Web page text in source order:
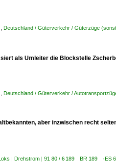
Deutschland / Güterverkehr / Güterzüge
als Umleiter die Blockstelle
Deutschland / Güterverkehr /
aber inzwischen recht
| Drehstrom | 91 80 / 6 189 BR 189 ·ES